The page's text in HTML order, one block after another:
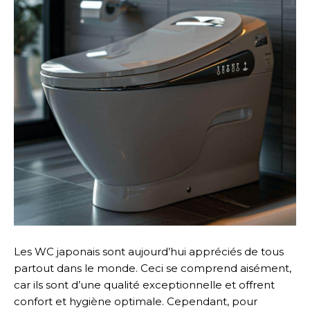
Les WC japonais sont aujourd’hui appréciés de tous
partout dans le monde. Ceci se comprend aisément,
car ils sont d’une qualité exceptionnelle et offrent
confort et hygiène optimale. Cependant, pour